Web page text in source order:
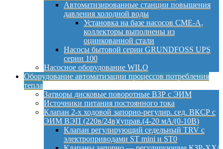
Автоматизированные станции повышения
давления холодной воды
Установка на базе насосов CME-A,
коллекторы выполнены из
оцинкованной стали
Насосы бытовой серии GRUNDFOSS UPS
серии 100
Насосное оборудование WILO
Оборудование автоматизации процессов потребления
тепла
Затворы дисковые поворотные ВЗР с ЭИМ
Источники питания постоянного тока
Клапан 2-х ходовой запорно-регулир. сед. ВКСР с
ЭИМ ВЭП (220в/24в)(управ.(4-20 мА/(0-10В)
Клапан регулирующий седельный TRV с
электроприводами ST mini и ST0